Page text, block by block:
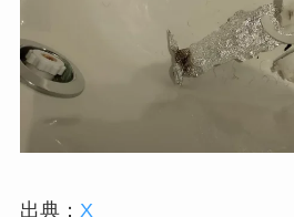
出典： X